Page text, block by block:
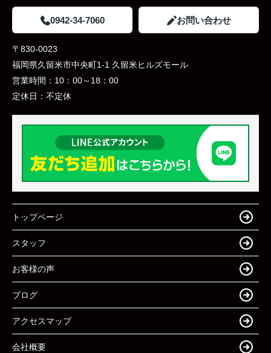
0942-34-7060 お問い合わせ
〒830-0023
福岡県久留米市中央町1-1 久留米ヒルズモール
営業時間： 10：00～18：00
定休日： 不定休
トップページ
スタッフ
お客様の声
ブログ
アクセスマップ
会社概要